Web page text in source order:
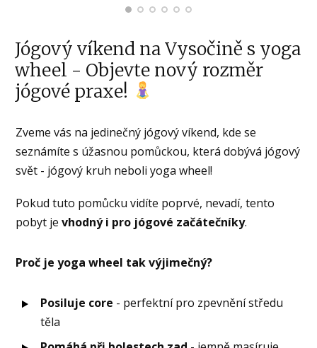
Jógový víkend na Vysočině s yoga
wheel - Objevte nový rozměr
jógové praxe!
Zveme vás na jedinečný jógový víkend, kde se
seznámíte s úžasnou pomůckou, která dobývá jógový
svět - jógový kruh neboli yoga wheel!
Pokud tuto pomůcku vidíte poprvé, nevadí, tento
pobyt jevhodný i pro jógové začátečníky.
Proč je yoga wheel tak výjimečný?
Posiluje core - perfektní pro zpevnění středu
těla